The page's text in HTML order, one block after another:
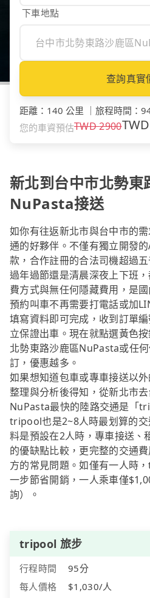
下車地點
查詢真實
距離 ： 140 公里 旅程時間 ：
您的車資預估TWD2900TWD
新北到台中市北勢東
NuPasta接送
如你有往返新北市與台中市的
通的好夥伴。不僅有獨立開發
款，合作註冊的合法司機超過
過年過節還是清晨深夜上下班
費方式與無任何隱藏費用，是
預約叫車不再需要打電話或加
填寫資料即可完成，收到訂單
立保證出車。現在就點選黃色
北勢東路沙鹿區NuPasta或任
訂，優惠越多。
如果想知道包車或專車接送以
整理與分析後得知，從新北市
NuPasta最快的陸路交通是「
tripool也是2~8人時最划算的
料是預設在2人時，專車接送、
的優缺點比較，更完整的交通
方的常見問題。如僅有一人時
一步節省開銷，一人乘車僅
詢）。
tripool 旅步
行程時間
95分
每人價格
$1,030/人